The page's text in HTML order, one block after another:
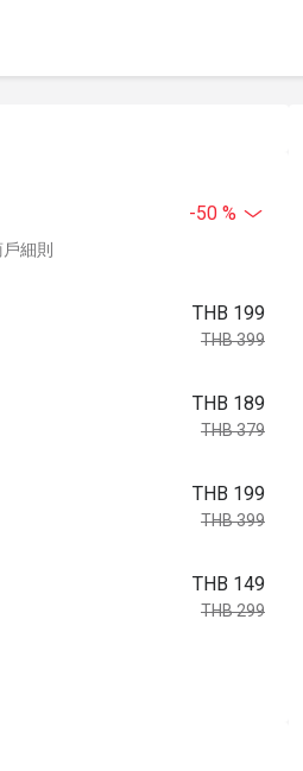
-50 %
細則
THB 199
THB 399
THB 189
THB 379
THB 199
THB 399
THB 149
THB 299